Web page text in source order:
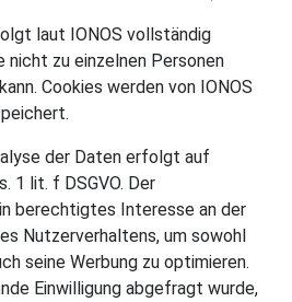
laut IONOS vollständig
nicht zu einzelnen Personen
Cookies werden von IONOS
der Daten erfolgt auf
1 lit. f DSGVO. Der
berechtigtes Interesse an der
Nutzerverhaltens, um sowohl
seine Werbung zu optimieren.
Einwilligung abgefragt wurde,